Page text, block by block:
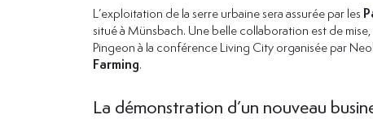
L’exploitation de la serre urbaine sera assurée par les
situé à Münsbach. Une belle collaboration est de
Pingeon à la conférence Living City organisée par
Farming.
La démonstration d’un nouveau